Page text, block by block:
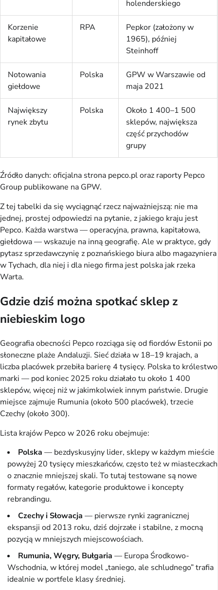
holenderskiego
Korzenie
kapitałowe
RPA
Pepkor (założony w
1965), później
Steinhoff
Notowania
giełdowe
Polska
GPW w Warszawie od
maja 2021
Największy
rynek zbytu
Polska
Około 1 400–1 500
sklepów, największa
część przychodów
grupy
Źródło danych: oficjalna strona pepco.pl oraz raporty Pepco
Group publikowane na GPW.
Z tej tabelki da się wyciągnąć rzecz najważniejszą: nie ma
jednej, prostej odpowiedzi na pytanie, z jakiego kraju jest
Pepco. Każda warstwa — operacyjna, prawna, kapitałowa,
giełdowa — wskazuje na inną geografię. Ale w praktyce, gdy
pytasz sprzedawczynię z poznańskiego biura albo magazyniera
w Tychach, dla niej i dla niego firma jest polska jak rzeka
Warta.
Gdzie dziś można spotkać sklep z
niebieskim logo
Geografia obecności Pepco rozciąga się od fiordów Estonii po
słoneczne plaże Andaluzji. Sieć działa w 18–19 krajach, a
liczba placówek przebiła barierę 4 tysięcy. Polska to królestwo
marki — pod koniec 2025 roku działało tu około 1 400
sklepów, więcej niż w jakimkolwiek innym państwie. Drugie
miejsce zajmuje Rumunia (około 500 placówek), trzecie
Czechy (około 300).
Lista krajów Pepco w 2026 roku obejmuje:
Polska — bezdyskusyjny lider, sklepy w każdym mieście
powyżej 20 tysięcy mieszkańców, często też w miasteczkach
o znacznie mniejszej skali. To tutaj testowane są nowe
formaty regałów, kategorie produktowe i koncepty
rebrandingu.
Czechy i Słowacja — pierwsze rynki zagranicznej
ekspansji od 2013 roku, dziś dojrzałe i stabilne, z mocną
pozycją w mniejszych miejscowościach.
Rumunia, Węgry, Bułgaria — Europa Środkowo-
Wschodnia, w której model „taniego, ale schludnego” trafia
idealnie w portfele klasy średniej.